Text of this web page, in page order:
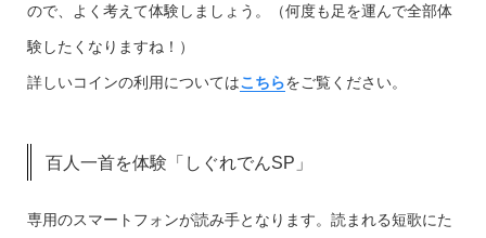
ので、よく考えて体験しましょう。（何度も足を運んで全部体
験したくなりますね！）
詳しいコインの利用についてはこちらをご覧ください。
百人一首を体験「しぐれでんSP」
専用のスマートフォンが読み手となります。読まれる短歌にた